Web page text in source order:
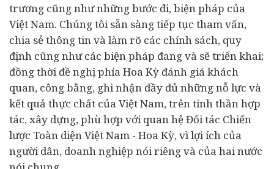
trương cũng như những bước đi, biện pháp của
Việt Nam. Chúng tôi sẵn sàng tiếp tục tham vấn,
chia sẻ thông tin và làm rõ các chính sách, quy
định cũng như các biện pháp đang và sẽ triển khai;
đồng thời đề nghị phía Hoa Kỳ đánh giá khách
quan, công bằng, ghi nhận đầy đủ những nỗ lực và
kết quả thực chất của Việt Nam, trên tinh thần hợp
tác, xây dựng, phù hợp với quan hệ Đối tác Chiến
lược Toàn diện Việt Nam - Hoa Kỳ, vì lợi ích của
người dân, doanh nghiệp nói riêng và của hai nước